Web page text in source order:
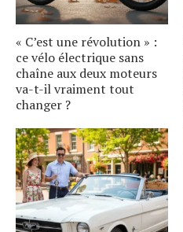
« C’est une révolution » :
ce vélo électrique sans
chaîne aux deux moteurs
va-t-il vraiment tout
changer ?